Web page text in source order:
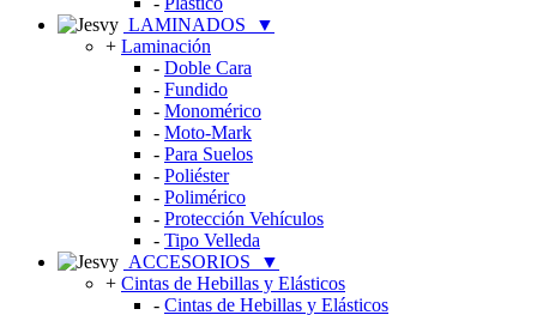
LAMINADOS
▼
+ Laminación
- Doble Cara
- Fundido
- Monomérico
- Moto-Mark
- Para Suelos
- Poliéster
- Polimérico
- Protección Vehículos
- Tipo Velleda
ACCESORIOS
▼
+ Cintas de Hebillas y Elásticos
- Cintas de Hebillas y Elásticos